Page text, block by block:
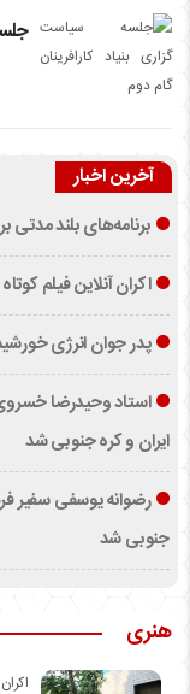
آخرین اخبار
برنامه‌های بلند مدتی
اکران آنلاین فیلم
پدر جوان انرژی
استاد وحیدرضا
ایران و کره جنوبی شد
رضوانه یوسفی سفیر
جنوبی شد
هنری